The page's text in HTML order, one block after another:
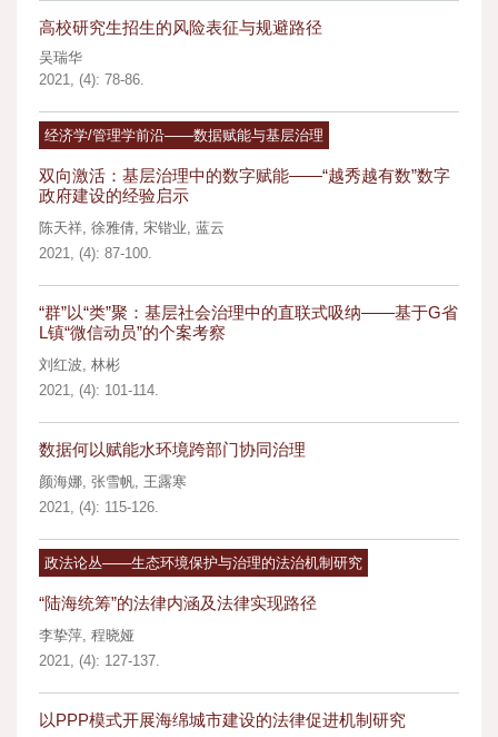
高校研究生招生的风险表征与规避路径
吴瑞华
2021, (4): 78-86.
经济学/管理学前沿——数据赋能与基层治理
双向激活：基层治理中的数字赋能——“越秀越有数”数字
政府建设的经验启示
陈天祥, 徐雅倩, 宋锴业, 蓝云
2021, (4): 87-100.
“群”以“类”聚：基层社会治理中的直联式吸纳——基于G省
L镇“微信动员”的个案考察
刘红波, 林彬
2021, (4): 101-114.
数据何以赋能水环境跨部门协同治理
颜海娜, 张雪帆, 王露寒
2021, (4): 115-126.
政法论丛——生态环境保护与治理的法治机制研究
“陆海统筹”的法律内涵及法律实现路径
李挚萍, 程晓娅
2021, (4): 127-137.
以PPP模式开展海绵城市建设的法律促进机制研究